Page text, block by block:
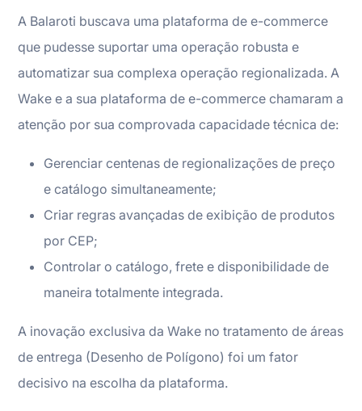
A Balaroti buscava uma plataforma de e-commerce
que pudesse suportar uma operação robusta e
automatizar sua complexa operação regionalizada. A
Wake e a sua plataforma de e-commerce chamaram a
atenção por sua comprovada capacidade técnica de:
Gerenciar centenas de regionalizações de preço
e catálogo simultaneamente;
Criar regras avançadas de exibição de produtos
por CEP;
Controlar o catálogo, frete e disponibilidade de
maneira totalmente integrada.
A inovação exclusiva da Wake no tratamento de áreas
de entrega (Desenho de Polígono) foi um fator
decisivo na escolha da plataforma.